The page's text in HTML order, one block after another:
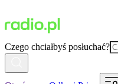
Czego chciałbyś posłuchać?